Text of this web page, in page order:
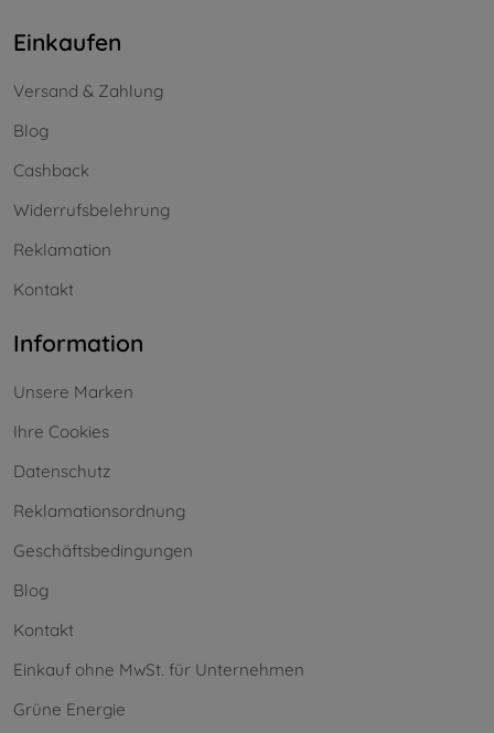
Einkaufen
Versand & Zahlung
Blog
Cashback
Widerrufsbelehrung
Reklamation
Kontakt
Information
Unsere Marken
Ihre Cookies
Datenschutz
Reklamationsordnung
Geschäftsbedingungen
Blog
Kontakt
Einkauf ohne MwSt. für Unternehmen
Grüne Energie